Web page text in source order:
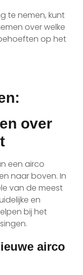
te nemen, kunt
over welke
op het
over
een airco
naar boven. In
van de meest
en
bij het
airco